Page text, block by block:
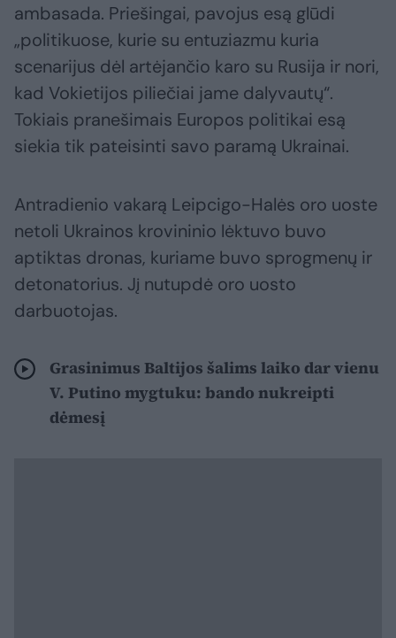
ambasada. Priešingai, pavojus esą glūdi
„politikuose, kurie su entuziazmu kuria
scenarijus dėl artėjančio karo su Rusija ir nori,
kad Vokietijos piliečiai jame dalyvautų“.
Tokiais pranešimais Europos politikai esą
siekia tik pateisinti savo paramą Ukrainai.
Antradienio vakarą Leipcigo-Halės oro uoste
netoli Ukrainos krovininio lėktuvo buvo
aptiktas dronas, kuriame buvo sprogmenų ir
detonatorius. Jį nutupdė oro uosto
darbuotojas.
Grasinimus Baltijos šalims laiko dar vienu
V. Putino mygtuku: bando nukreipti
dėmesį